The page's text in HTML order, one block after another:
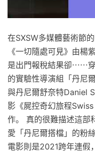
在SXSW多媒體藝術節
《一切隨處可見》由楊
是出門報稅結果卻⋯⋯
的實驗性導演組「丹尼
與丹尼爾舒奈特Daniel
影《屍控奇幻旅程
作。 真的很難描述這部
愛「丹尼爾搭檔」的粉
電影則是2021跨年連假